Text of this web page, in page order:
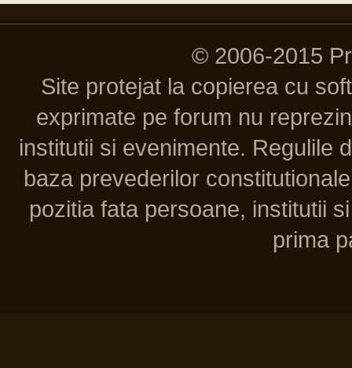
© 2006-2015
Site protejat la copierea cu
exprimate pe forum nu
institutii si evenimente. Regulile
baza prevederilor
pozitia fata persoane, institutii
prima